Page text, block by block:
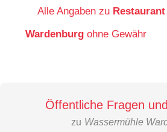
Alle Angaben zu
Wardenburg ohne Gewähr
Öffentliche Fragen
zu Wassermühle